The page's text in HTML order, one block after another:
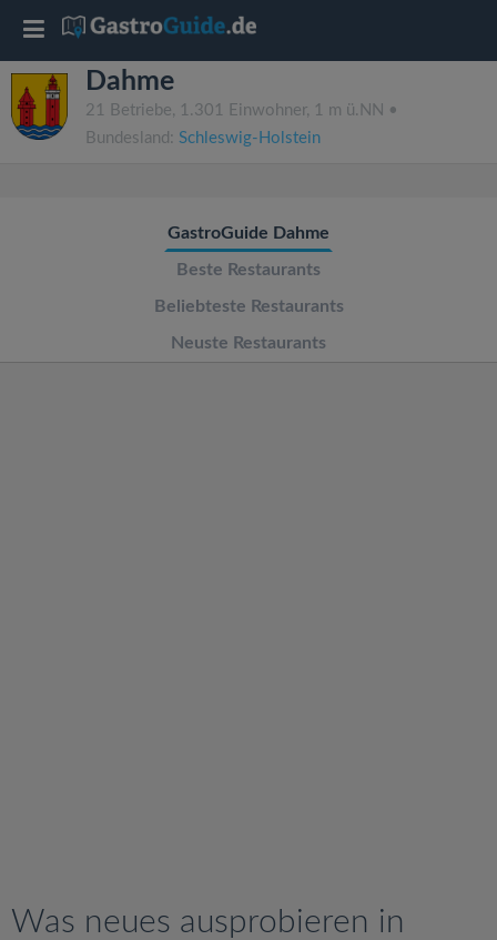
Dahme
21 Betriebe, 1.301 Einwohner, 1 m ü.NN •
Bundesland: Schleswig-Holstein
GastroGuide Dahme
Beste Restaurants
Beliebteste Restaurants
Neuste Restaurants
Was neues ausprobieren in
T
o
g
n